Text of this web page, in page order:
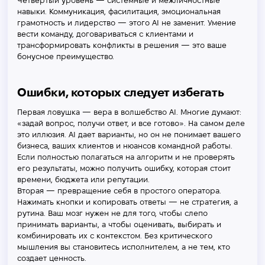
навыки. Коммуникация, фасилитация, эмоциональная
грамотность и лидерство — этого AI не заменит. Умение
вести команду, договариваться с клиентами и
трансформировать конфликты в решения — это ваше
бонусное преимущество.
Ошибки, которых следует избегать
Первая ловушка — вера в волшебство AI. Многие думают:
«задай вопрос, получи ответ, и все готово». На самом деле
это иллюзия. AI дает варианты, но он не понимает вашего
бизнеса, ваших клиентов и нюансов командной работы.
Если полностью полагаться на алгоритм и не проверять
его результаты, можно получить ошибку, которая стоит
времени, бюджета или репутации.
Вторая — превращение себя в простого оператора.
Нажимать кнопки и копировать ответы — не стратегия, а
рутина. Ваш мозг нужен не для того, чтобы слепо
принимать варианты, а чтобы оценивать, выбирать и
комбинировать их с контекстом. Без критического
мышления вы становитесь исполнителем, а не тем, кто
создает ценность.